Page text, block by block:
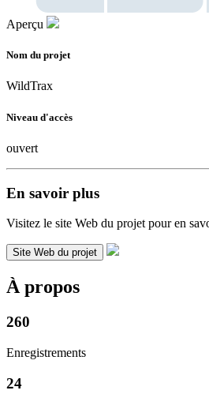
Aperçu
Nom du projet
WildTrax
Niveau d'accès
ouvert
En savoir plus
Visitez le site Web du projet pour en
Site Web du projet
À propos
260
Enregistrements
24